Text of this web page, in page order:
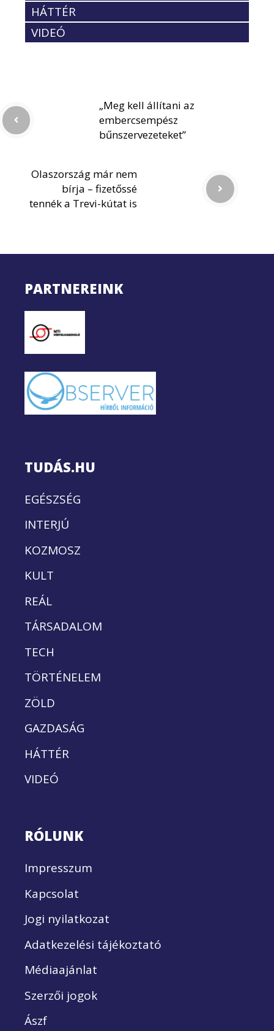
HÁTTÉR
VIDEÓ
„Meg kell állítani az
embercsempész
bűnszervezeteket”
Olaszország már nem
bírja – fizetőssé
tennék a Trevi-kútat is
PARTNEREINK
TUDÁS.HU
EGÉSZSÉG
INTERJÚ
KOZMOSZ
KULT
REÁL
TÁRSADALOM
TECH
TÖRTÉNELEM
ZÖLD
GAZDASÁG
HÁTTÉR
VIDEÓ
RÓLUNK
Impresszum
Kapcsolat
Jogi nyilatkozat
Adatkezelési tájékoztató
Médiaajánlat
Szerzői jogok
Ászf